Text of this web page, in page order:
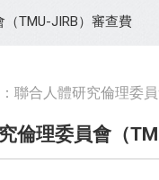
TMU-JIRB）審查費
聯合人體研究倫理委員
倫理委員會（